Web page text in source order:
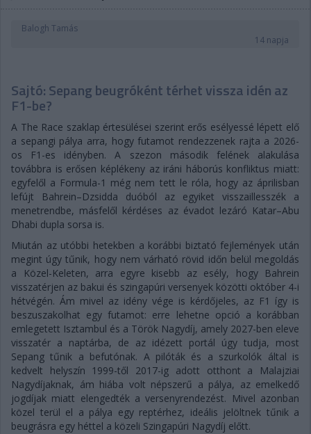
Balogh Tamás
14 napja
Sajtó: Sepang beugróként térhet vissza idén az
F1-be?
A The Race szaklap értesülései szerint erős esélyessé lépett elő
a sepangi pálya arra, hogy futamot rendezzenek rajta a 2026-
os F1-es idényben. A szezon második felének alakulása
továbbra is erősen képlékeny az iráni háborús konfliktus miatt:
egyfelől a Formula-1 még nem tett le róla, hogy az áprilisban
lefújt Bahrein–Dzsidda duóból az egyiket visszaillesszék a
menetrendbe, másfelől kérdéses az évadot lezáró Katar–Abu
Dhabi dupla sorsa is.
Miután az utóbbi hetekben a korábbi biztató fejlemények után
megint úgy tűnik, hogy nem várható rövid időn belül megoldás
a Közel-Keleten, arra egyre kisebb az esély, hogy Bahrein
visszatérjen az bakui és szingapúri versenyek közötti október 4-i
hétvégén. Ám mivel az idény vége is kérdőjeles, az F1 így is
beszuszakolhat egy futamot: erre lehetne opció a korábban
emlegetett Isztambul és a Török Nagydíj, amely 2027-ben eleve
visszatér a naptárba, de az idézett portál úgy tudja, most
Sepang tűnik a befutónak. A pilóták és a szurkolók által is
kedvelt helyszín 1999-től 2017-ig adott otthont a Malajziai
Nagydíjaknak, ám hiába volt népszerű a pálya, az emelkedő
jogdíjak miatt elengedték a versenyrendezést. Mivel azonban
közel terül el a pálya egy reptérhez, ideális jelöltnek tűnik a
beugrásra egy héttel a közeli Szingapúri Nagydíj előtt.